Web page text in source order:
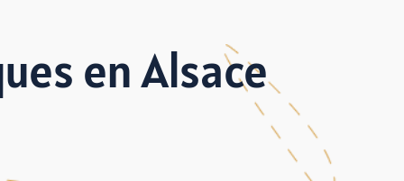
en Alsace